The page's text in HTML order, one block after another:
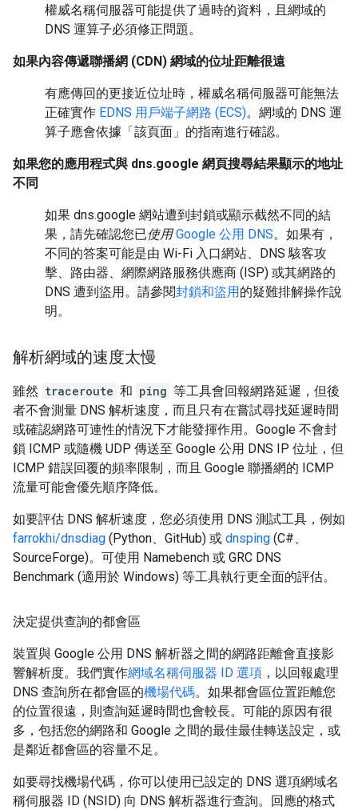
權威名稱伺服器可能提供了過時的資料，且網域的
DNS 運算子必須修正問題。
如果內容傳遞聯播網 (CDN) 網域的位址距離很遠
有應傳回的更接近位址時，權威名稱伺服器可能無法
正確實作 EDNS 用戶端子網路 (ECS)。網域的 DNS 運
算子應會依據 「該頁面」的指南進行確認。
如果您的應用程式與 dns.google 網頁搜尋結果顯示的地址
不同
如果 dns.google 網站遭到封鎖或顯示截然不同的結
果，請先確認您已使用 Google 公用 DNS。如果有，
不同的答案可能是由 Wi-Fi 入口網站、DNS 駭客攻
擊、路由器、網際網路服務供應商 (ISP) 或其網路的
DNS 遭到盜用。請參閱封鎖和盜用的疑難排解操作說
明。
解析網域的速度太慢
雖然 traceroute 和 ping 等工具會回報網路延遲，但後
者不會測量 DNS 解析速度，而且只有在嘗試尋找延遲時間
或確認網路可連性的情況下才能發揮作用。Google 不會封
鎖 ICMP 或隨機 UDP 傳送至 Google 公用 DNS IP 位址，但
ICMP 錯誤回覆的頻率限制，而且 Google 聯播網的 ICMP
流量可能會優先順序降低。
如要評估 DNS 解析速度，您必須使用 DNS 測試工具，例如
farrokhi/dnsdiag (Python、GitHub) 或 dnsping (C#、
SourceForge)。可使用 Namebench 或 GRC DNS
Benchmark (適用於 Windows) 等工具執行更全面的評估。
決定提供查詢的都會區
裝置與 Google 公用 DNS 解析器之間的網路距離會直接影
響解析度。我們實作網域名稱伺服器 ID 選項 ，以回報處理
DNS 查詢所在都會區的機場代碼。如果都會區位置距離您
的位置很遠，則查詢延遲時間也會較長。可能的原因有很
多，包括您的網路和 Google 之間的最佳最佳轉送設定，或
是鄰近都會區的容量不足。
如要尋找機場代碼，你可以使用已設定的 DNS 選項網域名
稱伺服器 ID (NSID) 向 DNS 解析器進行查詢。回應的格式